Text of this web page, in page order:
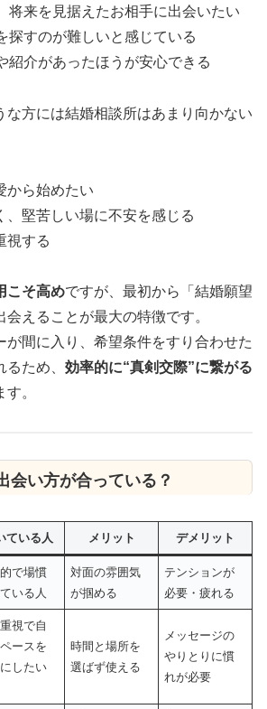
将来を見据えたお相手に出会いたい
探すのが難しいと感じている
紹介があったほうが安心できる
な方には結婚相談所はあまり向かない
から始めたい
、堅苦しい場に不安を感じる
視する
こそ高めですが、最初から「結婚願望
えることが最大の特徴です。
が間に入り、希望条件をすり合わせた
ため、 効率的に“真剣交際”に繋がる
。
会い方が合っている？
ている人 メリット デメリット
で場慣
いる人
対面の雰囲気
が掴める
テンションが
必要・疲れる
視で自
ースを
したい
時間と場所を
選ばず使える
メッセージの
やりとりに慣
れが必要